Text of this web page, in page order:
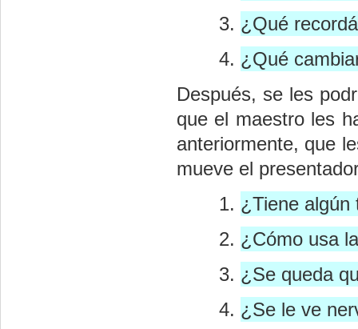
¿Qué
¿Qué
Después, se les
que el maestro les
anteriormente, que
mueve el
¿Tiene algún
¿Cómo usa
¿Se queda
¿Se le ve